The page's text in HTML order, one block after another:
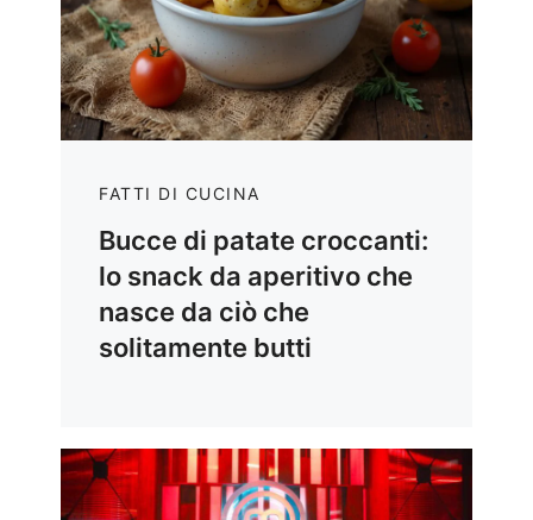
FATTI DI CUCINA
Bucce di patate croccanti:
lo snack da aperitivo che
nasce da ciò che
solitamente butti